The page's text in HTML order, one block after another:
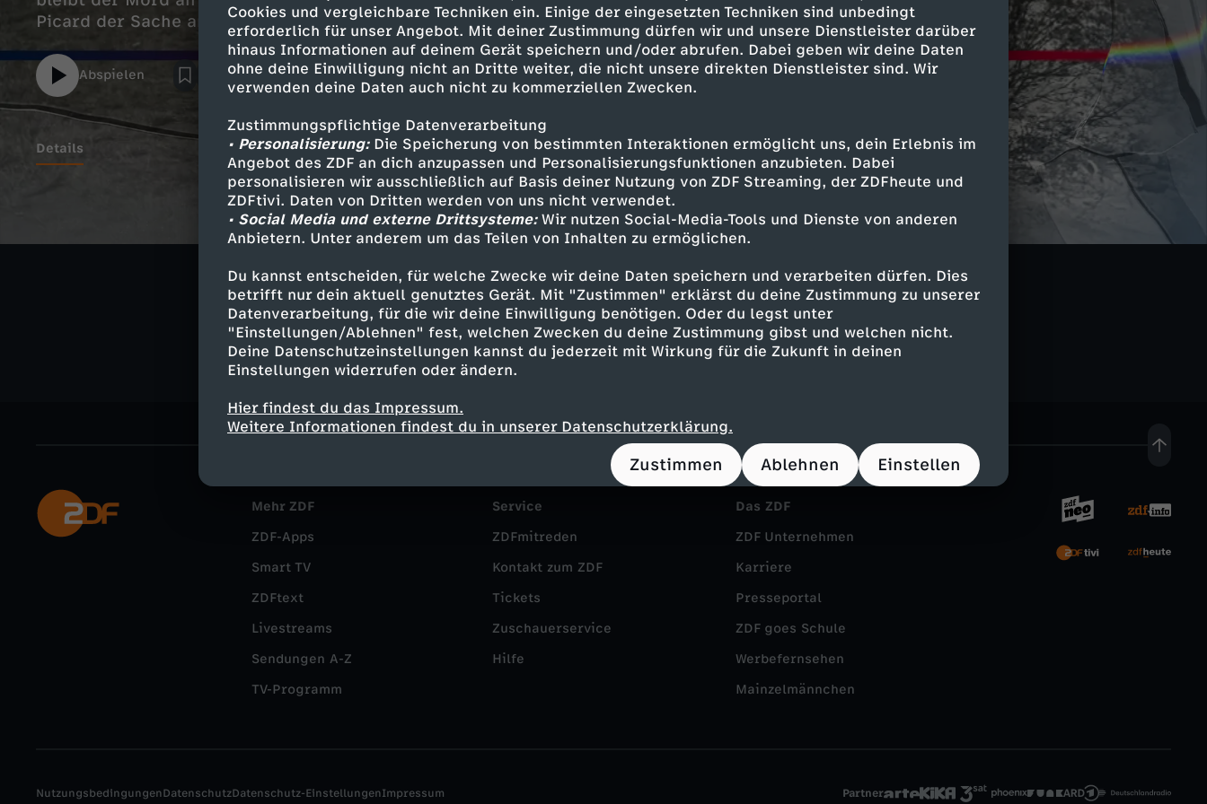
Cookies und vergleichbare Techniken ein. Einige der eingesetzten Techniken sind unbedingt
erforderlich für unser Angebot. Mit deiner Zustimmung dürfen wir und unsere Dienstleister darüber
hinaus Informationen auf deinem Gerät speichern und/oder abrufen. Dabei geben wir deine Daten
ohne deine Einwilligung nicht an Dritte weiter, die nicht unsere direkten Dienstleister sind. Wir
verwenden deine Daten auch nicht zu kommerziellen Zwecken.
Zustimmungspflichtige Datenverarbeitung
• Personalisierung:Die Speicherung von bestimmten Interaktionen ermöglicht uns, dein Erlebnis im
Angebot des ZDF an dich anzupassen und Personalisierungsfunktionen anzubieten. Dabei
personalisieren wir ausschließlich auf Basis deiner Nutzung von ZDF Streaming, der ZDFheute und
ZDFtivi. Daten von Dritten werden von uns nicht verwendet.
• Social Media und externe Drittsysteme:Wir nutzen Social-Media-Tools und Dienste von anderen
Anbietern. Unter anderem um das Teilen von Inhalten zu ermöglichen.
Du kannst entscheiden, für welche Zwecke wir deine Daten speichern und verarbeiten dürfen. Dies
betrifft nur dein aktuell genutztes Gerät. Mit "Zustimmen" erklärst du deine Zustimmung zu unserer
Datenverarbeitung, für die wir deine Einwilligung benötigen. Oder du legst unter
"Einstellungen/Ablehnen" fest, welchen Zwecken du deine Zustimmung gibst und welchen nicht.
Deine Datenschutzeinstellungen kannst du jederzeit mit Wirkung für die Zukunft in deinen
Einstellungen widerrufen oder ändern.
Hier findest du das Impressum.
Weitere Informationen findest du in unserer Datenschutzerklärung.
Zustimmen Ablehnen Einstellen
Picard der Sache annimmt.
Abspielen
Details
Ähnliche Inhalte entdecken
True Crime Dokumentation
hintergründig
Wahre Verbrechen – Suche nach Gerechtigkeit
Mehr ZDF
ZDF-Apps
Smart TV
ZDFtext
Livestreams
Sendungen A-Z
TV-Programm
Service
ZDFmitreden
Kontakt zum ZDF
Tickets
Zuschauerservice
Hilfe
Das ZDF
ZDF Unternehmen
Karriere
Presseportal
ZDF goes Schule
Werbefernsehen
Mainzelmännchen
Partner
NutzungsbedingungenDatenschutzDatenschutz-EinstellungenImpressum